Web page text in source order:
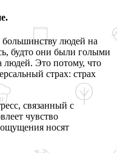
людей на
будто они были голыми
людей. Это потому, что
страх: страх
связанный с
чувство
ощущения носят